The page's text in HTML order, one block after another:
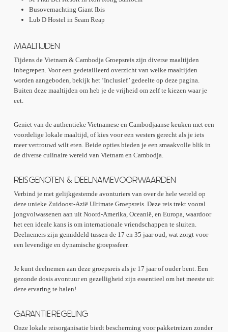
Busovernachting Giant Ibis
Lub D Hostel in Seam Reap
MAALTIJDEN
Tijdens de Vietnam & Cambodja Groepsreis zijn diverse maaltijden
inbegrepen. Voor een gedetailleerd overzicht van welke maaltijden
worden aangeboden, bekijk het ‘Inclusief’ gedeelte op deze pagina.
Buiten deze maaltijden om heb je de vrijheid om zelf te kiezen waar je
eet.
Geniet van de authentieke Vietnamese en Cambodjaanse keuken met een
voordelige lokale maaltijd, of kies voor een westers gerecht als je iets
meer vertrouwd wilt eten. Beide opties bieden je een smaakvolle blik in
de diverse culinaire wereld van Vietnam en Cambodja.
REISGENOTEN & DEELNAMEVOORWAARDEN
Verbind je met gelijkgestemde avonturiers van over de hele wereld op
deze unieke Zuidoost-Azië Ultimate Groepsreis. Deze reis trekt vooral
jongvolwassenen aan uit Noord-Amerika, Oceanië, en Europa, waardoor
het een ideale kans is om internationale vriendschappen te sluiten.
Deelnemers zijn gemiddeld tussen de 17 en 35 jaar oud, wat zorgt voor
een levendige en dynamische groepssfeer.
Je kunt deelnemen aan deze groepsreis als je 17 jaar of ouder bent. Een
gezonde dosis avontuur en gezelligheid zijn essentieel om het meeste uit
deze ervaring te halen!
GARANTIEREGELING
Onze lokale reisorganisatie biedt bescherming voor pakketreizen zonder